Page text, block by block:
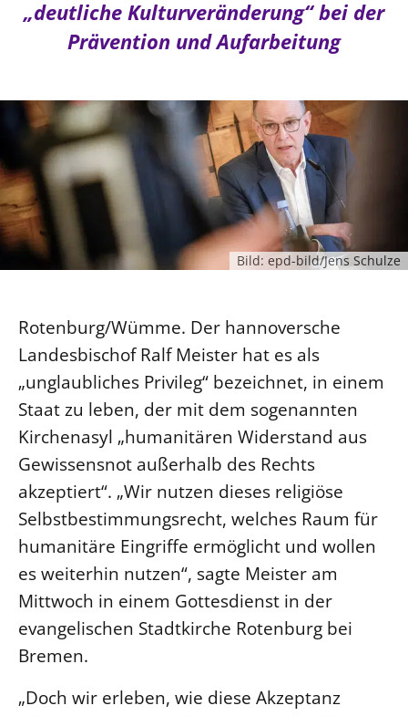
„deutliche Kulturveränderung“ bei der
Prävention und Aufarbeitung
Bild: epd-bild/Jens Schulze
Rotenburg/Wümme. Der hannoversche
Landesbischof Ralf Meister hat es als
„unglaubliches Privileg“ bezeichnet, in einem
Staat zu leben, der mit dem sogenannten
Kirchenasyl „humanitären Widerstand aus
Gewissensnot außerhalb des Rechts
akzeptiert“. „Wir nutzen dieses religiöse
Selbstbestimmungsrecht, welches Raum für
humanitäre Eingriffe ermöglicht und wollen
es weiterhin nutzen“, sagte Meister am
Mittwoch in einem Gottesdienst in der
evangelischen Stadtkirche Rotenburg bei
Bremen.
„Doch wir erleben, wie diese Akzeptanz
Kirche und Finanzen
LANDESKIRCHENAMT
Willkommen
Kollegium
Abteilungen des Landeskirchenamts
Rechnungsprüfungsamt
Fachstelle Sexualisierte Gewalt
Gleichstellung
Datenschutz
Geschäftsstelle Landessynode
LANDESSYNODE
27. Landessynode
Kontakt
Hintergrund
MITARBEIT
Ehrenamt
Beruf
Freie Stellen
BIBLIOTHEK & ARCHIV
Evangelische Kirche
Lutherische Kirche
Positionen
Ökumene
Religionen
Gegen Gewalt
Nachhaltigkeit
Erneuerbare Energien
Mobilität
Naturschutz
Impressum
Barrierefreiheit
Presse
Freie Stellen
Service für Gemeinden
Suche